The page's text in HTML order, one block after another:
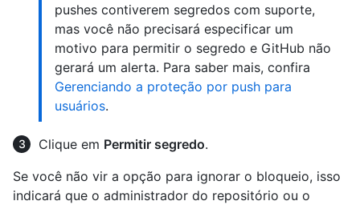
pushes contiverem segredos com suporte,
mas você não precisará especificar um
motivo para permitir o segredo e GitHub não
gerará um alerta. Para saber mais, confira
Gerenciando a proteção por push para
usuários.
Clique em Permitir segredo.
Se você não vir a opção para ignorar o bloqueio, isso
indicará que o administrador do repositório ou o